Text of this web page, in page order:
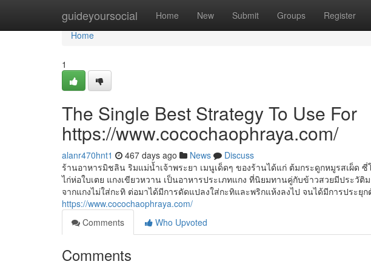
guideyoursocial Home New Submit Groups Register
Home
Home
1
The Single Best Strategy To Use For
https://www.cocochaophraya.com/
alanr470hnt1 467 days ago News
Discuss
ร้านอาหารมิชลิน ริมแม่น้ำเจ้าพระยา เมนูเด็ดๆ ของร้านได้แก่ ต้มกระดูกหมูรสเผ็ด
ไก่ห่อใบเตย แกงเขียวหวาน เป็นอาหารประเภทแกง ที่นิยมทานคู่กับข้าวสวยมีประ
จากแกงไม่ใส่กะทิ ต่อมาได้มีการดัดแปลงใส่กะทิและพริกแห้งลงไป จนได้มีการประยุ
https://www.cocochaophraya.com/
Comments
Who Upvoted
Comments